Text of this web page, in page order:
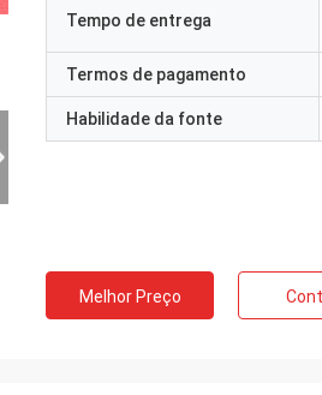
Tempo de entrega
Termos de pagamento
Habilidade da fonte
Melhor Preço